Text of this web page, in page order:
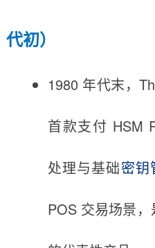
代初）
1980 年代末，
首款支付 HSM
处理与基础密钥
POS 交易场景